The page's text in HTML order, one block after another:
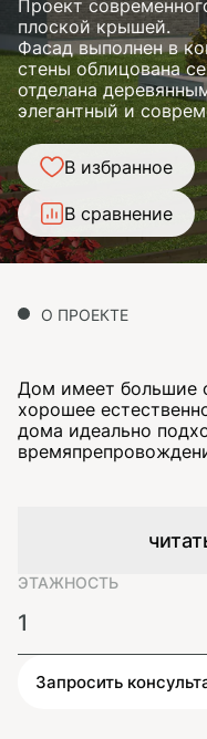
Проект
плоской крышей.
Фасад выполнен в
стены облицована
отделана
элегантный и
В избранное
В сравнение
О ПРОЕКТЕ
Дом имеет большие
хорошее
дома идеально
ЭТАЖНОСТЬ
1
Запросить